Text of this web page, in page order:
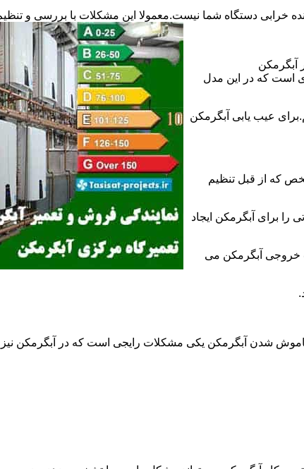
خرابی دستگاه شما نیست.معمولا این مشکلات با بررسی و
آبگرمکن
است که در این مدل
عیب یابی آبگرمکن
که از قبل تنظیم
برای آبگرمکن ایجاد
خروجی آبگرمکن می
شدن آبگرمکن یکی مشکلات رایجی است که در آبگرمکن